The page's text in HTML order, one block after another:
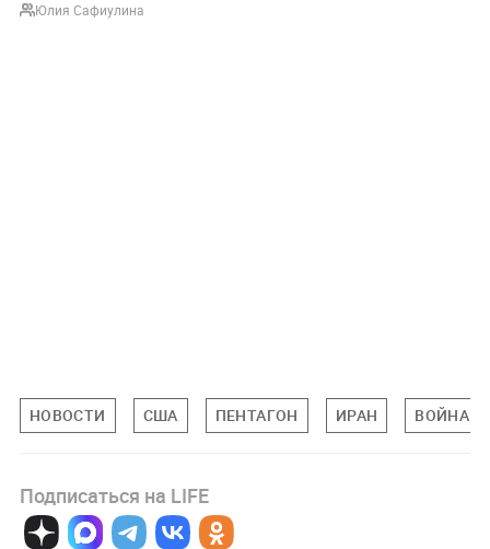
Юлия Сафиулина
НОВОСТИ США ПЕНТАГОН ИРАН ВОЙНА
Подписаться на LIFE